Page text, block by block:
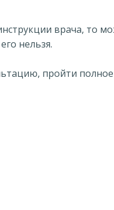
врача, то
нельзя.
пройти